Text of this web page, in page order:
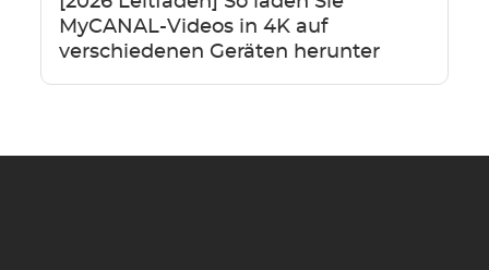
MyCANAL-Videos in 4K auf
verschiedenen Geräten herunter